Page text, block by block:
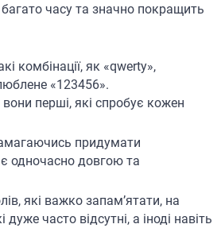
часу та значно покращить
комбінації, як «qwerty»,
«123456».
перші, які спробує кожен
придумати
є одночасно довгою та
які важко запам’ятати, на
часто відсутні, а іноді навіть